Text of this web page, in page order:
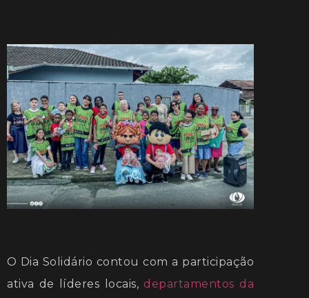
O Dia Solidário contou com a participação
ativa de líderes locais,departamentos da